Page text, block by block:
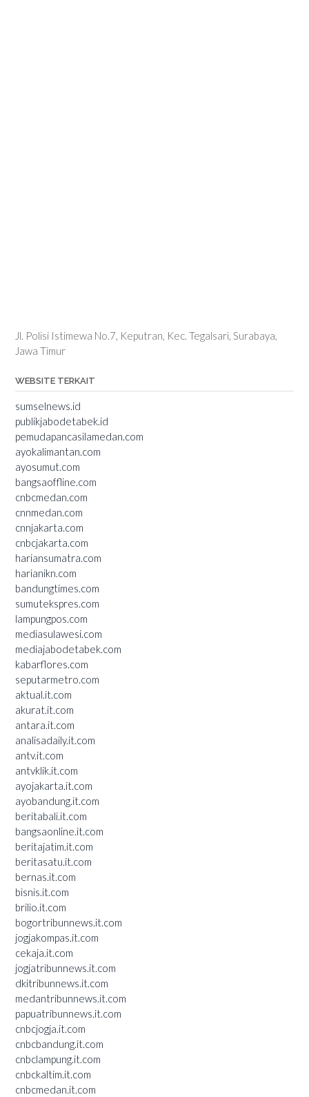
Jl. Polisi Istimewa No.7, Keputran, Kec. Tegalsari, Surabaya,
Jawa Timur
WEBSITE TERKAIT
sumselnews.id
publikjabodetabek.id
pemudapancasilamedan.com
ayokalimantan.com
ayosumut.com
bangsaoffline.com
cnbcmedan.com
cnnmedan.com
cnnjakarta.com
cnbcjakarta.com
hariansumatra.com
harianikn.com
bandungtimes.com
sumutekspres.com
lampungpos.com
mediasulawesi.com
mediajabodetabek.com
kabarflores.com
seputarmetro.com
aktual.it.com
akurat.it.com
antara.it.com
analisadaily.it.com
antv.it.com
antvklik.it.com
ayojakarta.it.com
ayobandung.it.com
beritabali.it.com
bangsaonline.it.com
beritajatim.it.com
beritasatu.it.com
bernas.it.com
bisnis.it.com
brilio.it.com
bogortribunnews.it.com
jogjakompas.it.com
cekaja.it.com
jogjatribunnews.it.com
dkitribunnews.it.com
medantribunnews.it.com
papuatribunnews.it.com
cnbcjogja.it.com
cnbcbandung.it.com
cnbclampung.it.com
cnbckaltim.it.com
cnbcmedan.it.com